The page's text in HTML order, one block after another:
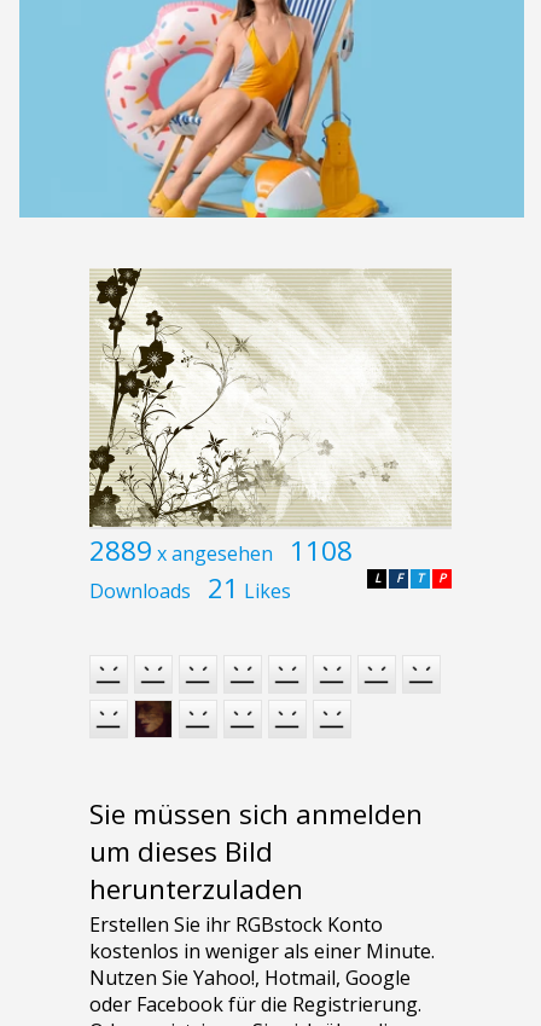
2889 x angesehen 1108
Downloads 21 Likes P
T
F
L
Sie müssen sich anmelden
um dieses Bild
herunterzuladen